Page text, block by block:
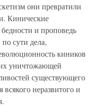
они превратили
Кинические
и проповедь
сути дела,
киников
уничтожающей
существующего
всякого неразвитого и